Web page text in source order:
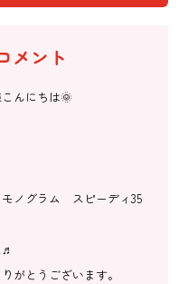
メント
んにちは🌞
ノグラム スピーディ35
がとうございます。